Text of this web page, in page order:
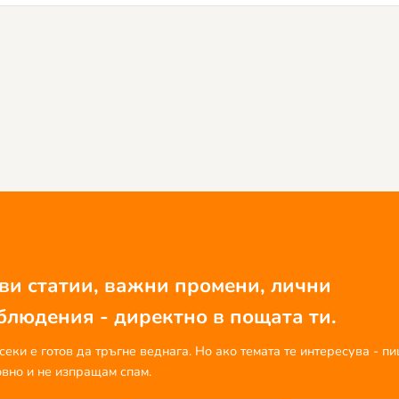
статии, важни промени, лични
- директно в пощата ти.
е готов да тръгне веднага. Но ако темата те интересува -
и не изпращам спам.